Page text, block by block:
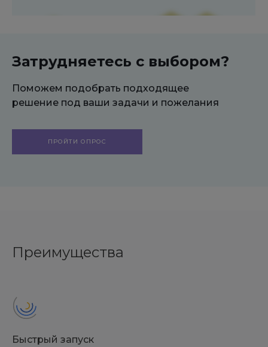
Затрудняетесь с выбором?
Поможем подобрать подходящее
решение под ваши задачи и пожелания
ПРОЙТИ ОПРОС
Преимущества
Быстрый запуск